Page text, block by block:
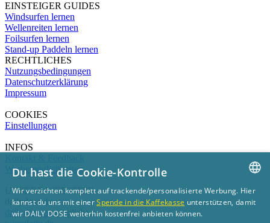
EINSTEIGER GUIDES
Windsurfen lernen
Wellenreiten lernen
Foilsurfen lernen
Stand-up Paddeln lernen
RECHTLICHES
Nutzungsbedingungen
Datenschutzerklärung
Impressum
COOKIES
Einstellungen
INFOS
Werbemöglichkeiten
UNSERE WEBSITES
dailydose.de
dailydose.eu(english)
GERMAN
Du hast die Cookie-Kontrolle
Wir verzichten komplett auf trackende/personalisierte Werbung. Hier
kannst du uns mit einerSpende in die Kaffekasse unterstützen, damit
wir DAILY DOSE weiterhin kostenfrei anbieten können.